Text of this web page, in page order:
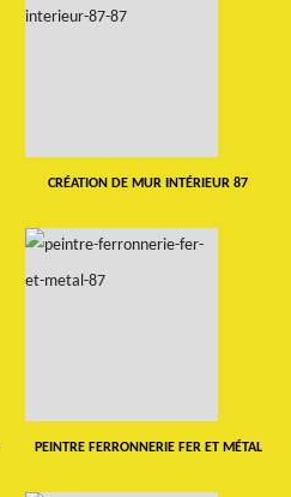
CRÉATION DE MUR INTÉRIEUR 87
PEINTRE FERRONNERIE FER ET MÉTAL